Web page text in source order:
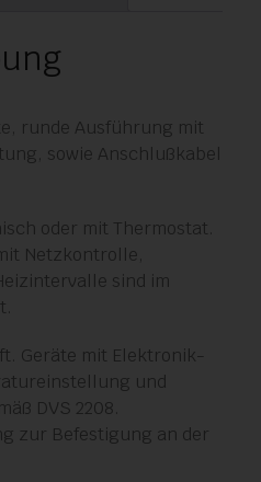
runde Ausführung mit
sowie Anschlußkabel
oder mit Thermostat.
Netzkontrolle,
sind im
Geräte mit Elektronik-
und
DVS 2208.
zur Befestigung an der